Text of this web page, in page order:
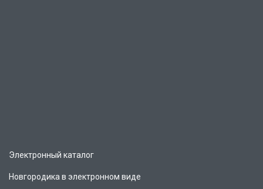
Электронный каталог
Новгородика в электронном виде